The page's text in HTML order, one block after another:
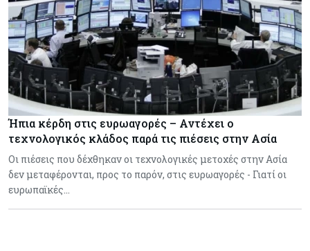
Ήπια κέρδη στις ευρωαγορές – Αντέχει ο
τεχνολογικός κλάδος παρά τις πιέσεις στην Ασία
Οι πιέσεις που δέχθηκαν οι τεχνολογικές μετοχές στην Ασία
δεν μεταφέρονται, προς το παρόν, στις ευρωαγορές - Γιατί οι
ευρωπαϊκές…